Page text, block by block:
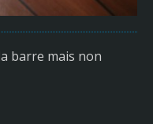
barre mais non